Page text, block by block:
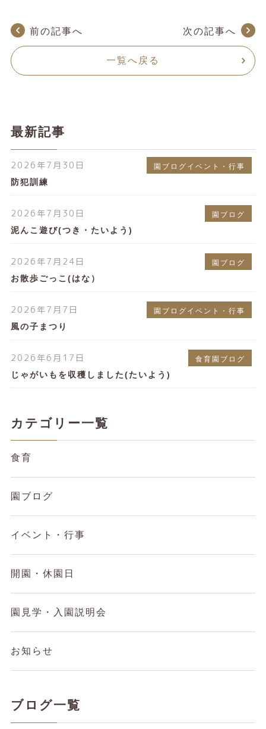
前の記事へ
一覧へ戻る
次の記事へ
最新記事
2026年7月30日 園ブログイベント・行事
防犯訓練
2026年7月30日 園ブログ
泥んこ遊び(つき・たいよう)
2026年7月24日 園ブログ
お散歩ごっこ(はな）
2026年7月7日 園ブログイベント・行事
風の子まつり
2026年6月17日 食育園ブログ
じゃがいもを収穫しました(たいよう)
カテゴリー一覧
食育
園ブログ
イベント・行事
開園・休園日
園見学・入園説明会
お知らせ
ブログ一覧